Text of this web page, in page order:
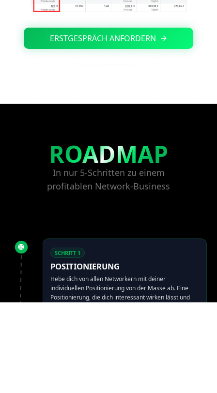
ERSTGESPRÄCH ANFORDERN
ROADMAP
In nur 5-Schritten zu einem
profitablen Network-Business
SCHRITT 1
POSITIONIERUNG
Hebe dich von allen Networkern mit deiner
individuellen Positionierung von der Masse ab. Eine
Positionierung, die dich interessant wirken lässt und